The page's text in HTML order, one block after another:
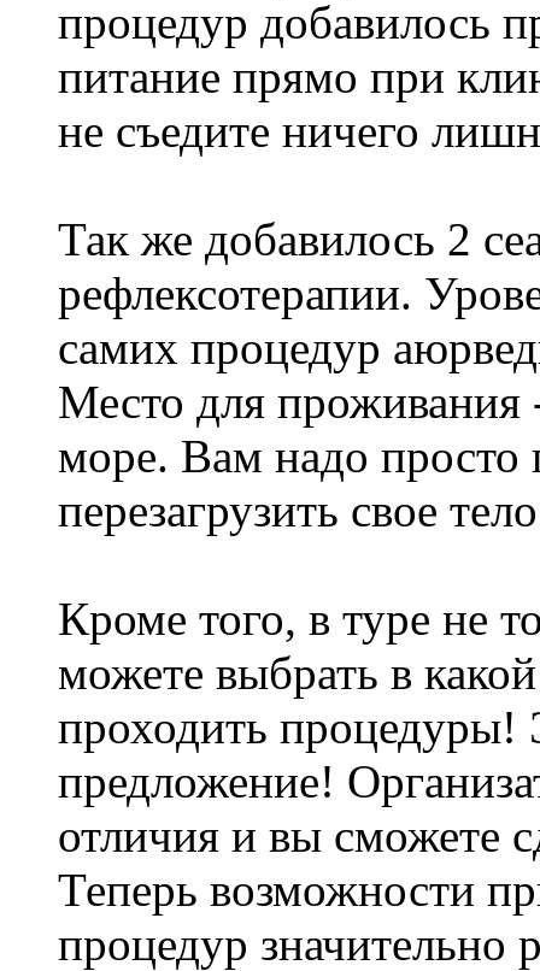
процедур добавилось
питание прямо при
не съедите ничего
Так же добавилось 2
рефлексотерапии.
самих процедур
Место для проживания
море. Вам надо просто
перезагрузить свое
Кроме того, в туре не
можете выбрать в
проходить процедуры!
предложение!
отличия и вы сможете
Теперь возможности
процедур